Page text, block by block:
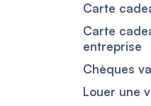
Carte
Carte
entreprise
Chèques
Louer une